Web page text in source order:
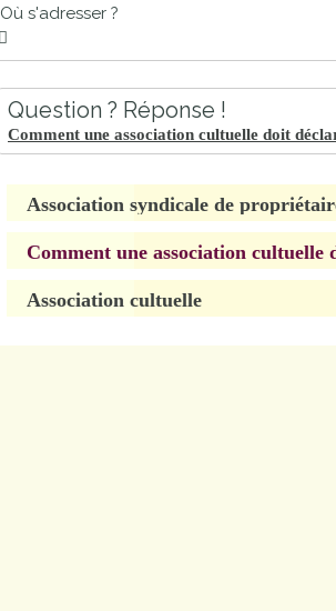
Établissements
scolaires
Où s'adresser ?
Question ? Réponse !
Comment une association cultuelle doit
Association syndicale de
Comment une association
Association cultuelle